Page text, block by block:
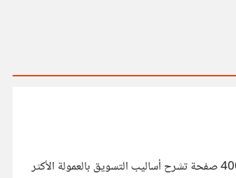
تحية طيبة، بعد العمل المتواصل لأكثر من 7 أشهر قمت والحمد لله بإخراج الكتاب العربي الأشمل في مجال التسويق بالعمولة والذي يحوي في طياته أكثر من 400 صفحة تشرح أساليب التسويق بالعمولة الأكثر